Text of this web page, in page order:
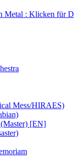
Mess/HIRAES)
[EN]